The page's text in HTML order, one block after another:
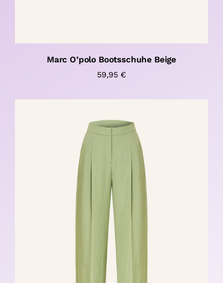
Marc O’polo Bootsschuhe Beige
59,95 €